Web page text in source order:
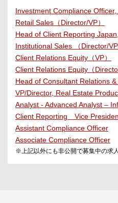
Investment Compliance Officer,
Retail Sales（Director/VP）
Head of Client Reporting
Institutional Sales （Director/VP
Client Relations Equity（VP）
Client Relations Equity（Director
Head of Consultant Relations &
VP/Director, Real Estate
Analyst - Advanced Analyst –
Client Reporting Vice
Assistant Compliance Officer
Associate Compliance Officer
※上記以外にも非公開で募集中の求